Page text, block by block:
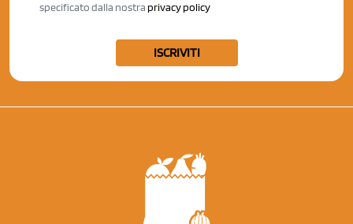
specificato dalla nostra privacy policy
ISCRIVITI